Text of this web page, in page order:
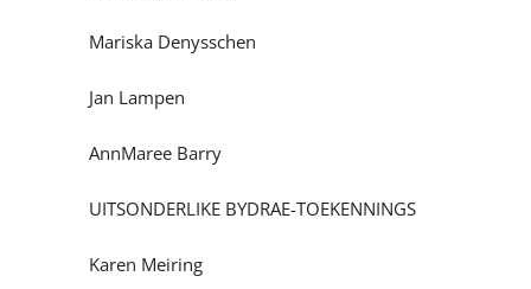
Mariska Denysschen
Jan Lampen
AnnMaree Barry
UITSONDERLIKE BYDRAE-TOEKENNINGS
Karen Meiring